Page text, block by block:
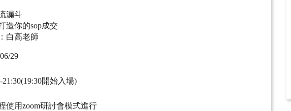
漏斗
造你的sop成交
白高老師
29
21:30(19:30開始入場)
使用zoom研討會模式進行